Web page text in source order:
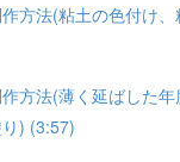
方法(粘土の色付け
方法(薄く延ばした
) (3:57)